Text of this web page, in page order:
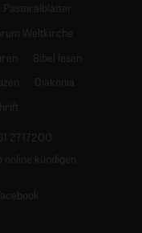
Pastoralblätter
Weltkirche
Bibel lesen
Diakonia
2717200
online kündigen